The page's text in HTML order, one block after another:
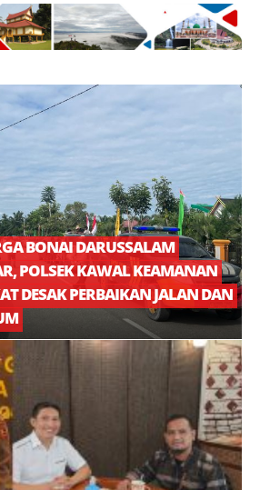
BONAI DARUSSALAM
POLSEK KAWAL KEAMANAN
DESAK PERBAIKAN JALAN DAN